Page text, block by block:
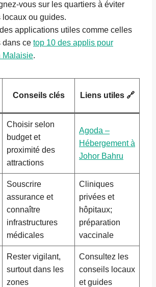
vous sur les quartiers à éviter
locaux ou guides.
applications utiles comme celles
dans ce top 10 des applis pour
Malaisie.
Conseils clés Liens utiles 🔗
Choisir selon
budget et
proximité des
attractions
Agoda –
Hébergement à
Johor Bahru
Souscrire
assurance et
connaître
infrastructures
médicales
Cliniques
privées et
hôpitaux;
préparation
vaccinale
Rester vigilant,
surtout dans les
zones
Consultez les
conseils locaux
et guides